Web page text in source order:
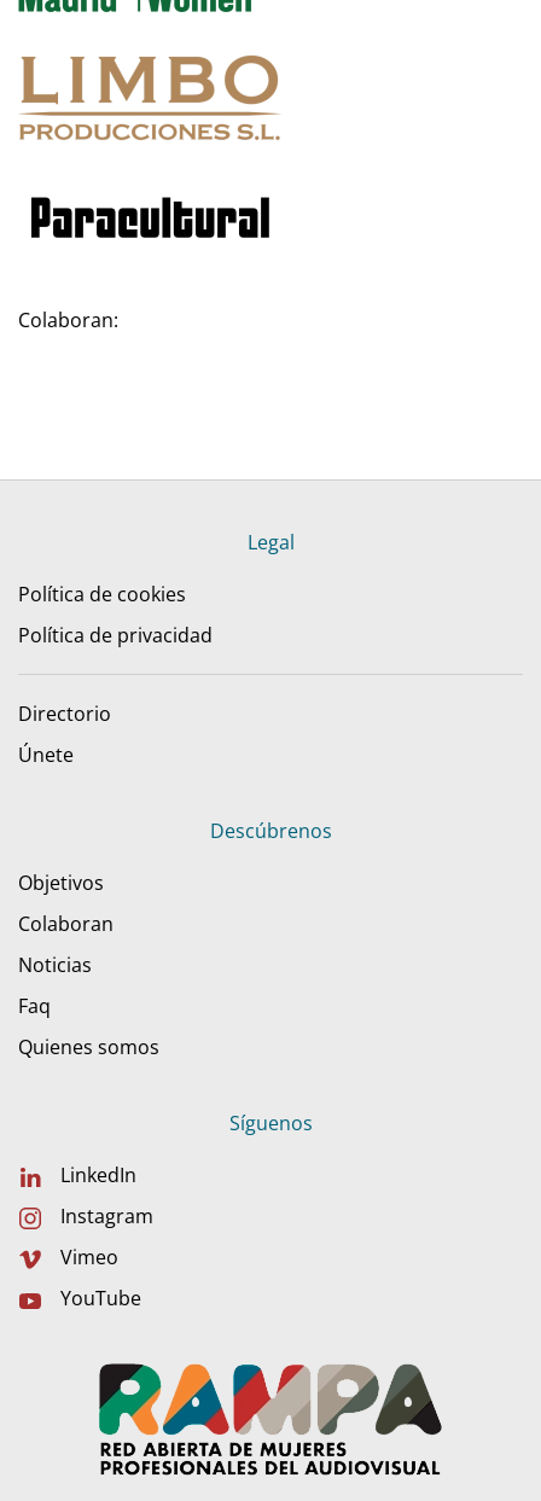
Colaboran:
Legal
Política de cookies
Política de privacidad
Directorio
Únete
Descúbrenos
Objetivos
Colaboran
Noticias
Faq
Quienes somos
Síguenos
LinkedIn
Instagram
Vimeo
YouTube